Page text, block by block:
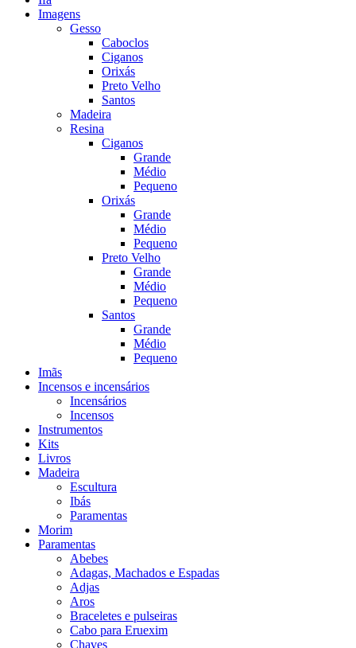
Imagens
Gesso
Caboclos
Ciganos
Orixás
Preto Velho
Santos
Madeira
Resina
Ciganos
Grande
Médio
Pequeno
Orixás
Grande
Médio
Pequeno
Preto Velho
Grande
Médio
Pequeno
Santos
Grande
Médio
Pequeno
Imãs
Incensos e incensários
Incensários
Incensos
Instrumentos
Kits
Livros
Madeira
Escultura
Ibás
Paramentas
Morim
Paramentas
Abebes
Adagas, Machados e Espadas
Adjas
Aros
Braceletes e pulseiras
Cabo para Eruexim
Chaves